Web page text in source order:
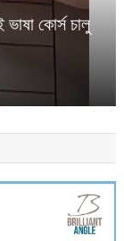
কোর্স চালু